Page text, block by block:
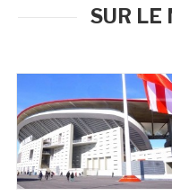
SUR LE